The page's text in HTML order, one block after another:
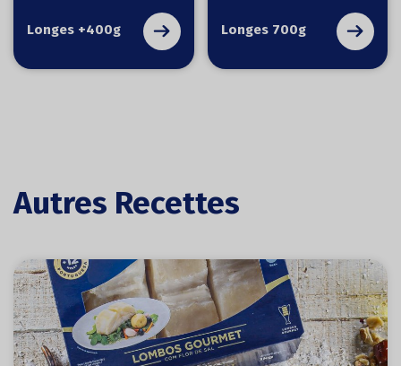
Longes +400g Longes 700g
Autres Recettes